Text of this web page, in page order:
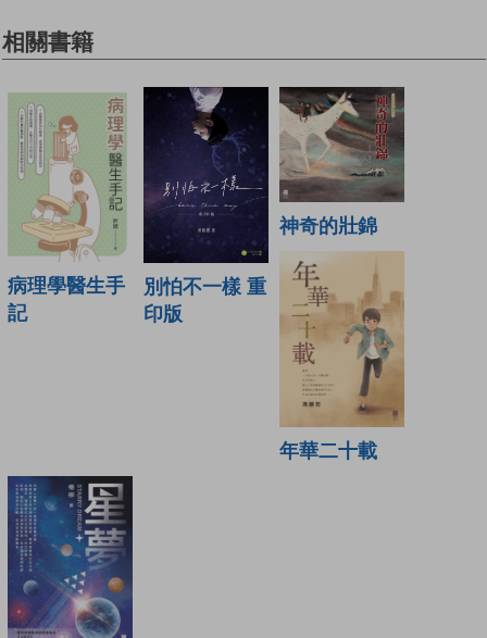
相關書籍
病理學醫生手
記
別怕不一樣 重
印版
神奇的壯錦
年華二十載